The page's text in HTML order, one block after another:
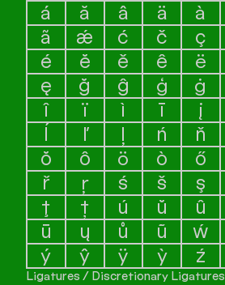
á ă â ä à
ã
ǽ ć č ç
é
ĕ ě ê ë
ę
ğ ĝ ģ ġ
î
ï ì ī į
ĺ
ľ ļ ń ň
ŏ
ô ö ò ő
ř
ŗ ś š ş
ţ
ț ú ŭ û
ū
ų ů ũ ẃ
ý
ŷ ÿ ỳ ź
Ligatures / Discretionary Ligatures